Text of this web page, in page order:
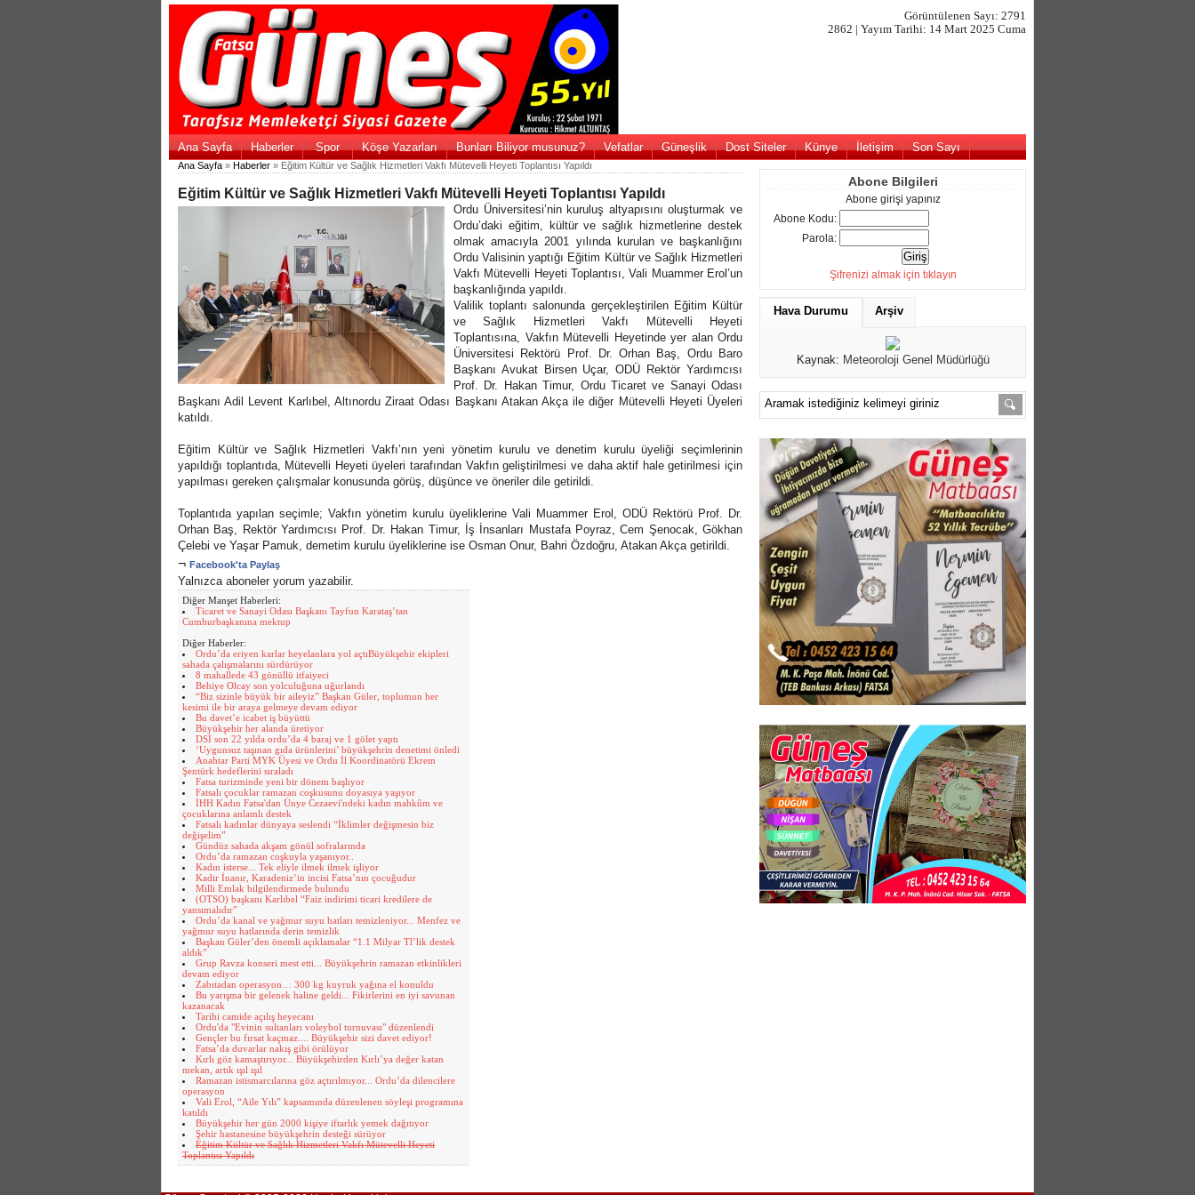
Görüntülenen Sayı: 2791
2862 | Yayım Tarihi: 14 Mart 2025 Cuma
Ana Sayfa Haberler Spor Köşe Yazarları Bunları Biliyor musunuz? Vefatlar Güneşlik Dost Siteler Künye İletişim Son Sayı
Ana Sayfa » Haberler » Eğitim Kültür ve Sağlık Hizmetleri Vakfı Mütevelli Heyeti Toplantısı Yapıldı
Eğitim Kültür ve Sağlık Hizmetleri Vakfı Mütevelli Heyeti Toplantısı Yapıldı
Ordu Üniversitesi’nin kuruluş altyapısını oluşturmak ve
Ordu’daki eğitim, kültür ve sağlık hizmetlerine destek
olmak amacıyla 2001 yılında kurulan ve başkanlığını
Ordu Valisinin yaptığı Eğitim Kültür ve Sağlık Hizmetleri
Vakfı Mütevelli Heyeti Toplantısı, Vali Muammer Erol’un
başkanlığında yapıldı.
Valilik toplantı salonunda gerçekleştirilen Eğitim Kültür
ve Sağlık Hizmetleri Vakfı Mütevelli Heyeti
Toplantısına, Vakfın Mütevelli Heyetinde yer alan Ordu
Üniversitesi Rektörü Prof. Dr. Orhan Baş, Ordu Baro
Başkanı Avukat Birsen Uçar, ODÜ Rektör Yardımcısı
Prof. Dr. Hakan Timur, Ordu Ticaret ve Sanayi Odası
Başkanı Adil Levent Karlıbel, Altınordu Ziraat Odası Başkanı Atakan Akça ile diğer Mütevelli Heyeti Üyeleri
katıldı.
Eğitim Kültür ve Sağlık Hizmetleri Vakfı’nın yeni yönetim kurulu ve denetim kurulu üyeliği seçimlerinin
yapıldığı toplantıda, Mütevelli Heyeti üyeleri tarafından Vakfın geliştirilmesi ve daha aktif hale getirilmesi için
yapılması gereken çalışmalar konusunda görüş, düşünce ve öneriler dile getirildi.
Toplantıda yapılan seçimle; Vakfın yönetim kurulu üyeliklerine Vali Muammer Erol, ODÜ Rektörü Prof. Dr.
Orhan Baş, Rektör Yardımcısı Prof. Dr. Hakan Timur, İş İnsanları Mustafa Poyraz, Cem Şenocak, Gökhan
Çelebi ve Yaşar Pamuk, demetim kurulu üyeliklerine ise Osman Onur, Bahri Özdoğru, Atakan Akça getirildi.
¬ Facebook'ta Paylaş
Yalnızca aboneler yorum yazabilir.
Diğer Manşet Haberleri:
Ticaret ve Sanayi Odası Başkanı Tayfun Karataş’tan
Cumhurbaşkanına mektup
Diğer Haberler:
Ordu’da eriyen karlar heyelanlara yol açtıBüyükşehir ekipleri
sahada çalışmalarını sürdürüyor
8 mahallede 43 gönüllü itfaiyeci
Behiye Olcay son yolculuğuna uğurlandı
“Biz sizinle büyük bir aileyiz” Başkan Güler, toplumun her
kesimi ile bir araya gelmeye devam ediyor
Bu davet’e icabet iş büyüttü
Büyükşehir her alanda üretiyor
DSİ son 22 yılda ordu’da 4 baraj ve 1 gölet yaptı
‘Uygunsuz taşınan gıda ürünlerini’ büyükşehrin denetimi önledi
Anahtar Parti MYK Üyesi ve Ordu İl Koordinatörü Ekrem
Şentürk hedeflerini sıraladı
Fatsa turizminde yeni bir dönem başlıyor
Fatsalı çocuklar ramazan coşkusunu doyasıya yaşıyor
İHH Kadın Fatsa'dan Ünye Cezaevi'ndeki kadın mahkûm ve
çocuklarına anlamlı destek
Fatsalı kadınlar dünyaya seslendi “İklimler değişmesin biz
değişelim”
Gündüz sahada akşam gönül sofralarında
Ordu’da ramazan coşkuyla yaşanıyor..
Kadın isterse... Tek eliyle ilmek ilmek işliyor
Kadir İnanır, Karadeniz’in incisi Fatsa’nın çocuğudur
Milli Emlak bilgilendirmede bulundu
(OTSO) başkanı Karlıbel “Faiz indirimi ticari kredilere de
yansımalıdır”
Ordu’da kanal ve yağmur suyu hatları temizleniyor... Menfez ve
yağmur suyu hatlarında derin temizlik
Başkan Güler’den önemli açıklamalar “1.1 Milyar Tl’lik destek
aldık”
Grup Ravza konseri mest etti... Büyükşehrin ramazan etkinlikleri
devam ediyor
Zabıtadan operasyon… 300 kg kuyruk yağına el konuldu
Bu yarışma bir gelenek haline geldi... Fikirlerini en iyi savunan
kazanacak
Tarihi camide açılış heyecanı
Ordu'da "Evinin sultanları voleybol turnuvası" düzenlendi
Gençler bu fırsat kaçmaz.... Büyükşehir sizi davet ediyor!
Fatsa’da duvarlar nakış gibi örülüyor
Kırlı göz kamaştırıyor... Büyükşehirden Kırlı’ya değer katan
mekan, artık ışıl ışıl
Ramazan istismarcılarına göz açtırılmıyor... Ordu’da dilencilere
operasyon
Vali Erol, “Aile Yılı” kapsamında düzenlenen söyleşi programına
katıldı
Büyükşehir her gün 2000 kişiye iftarlık yemek dağıtıyor
Şehir hastanesine büyükşehrin desteği sürüyor
Eğitim Kültür ve Sağlık Hizmetleri Vakfı Mütevelli Heyeti
Toplantısı Yapıldı
Abone Bilgileri
Abone girişi yapınız
Abone Kodu:
Parola:
Şifrenizi almak için tıklayın
Hava Durumu Arşiv
Kaynak: Meteoroloji Genel Müdürlüğü